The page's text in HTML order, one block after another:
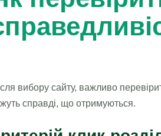
вибору сайту, важливо
справді, що отримуються.